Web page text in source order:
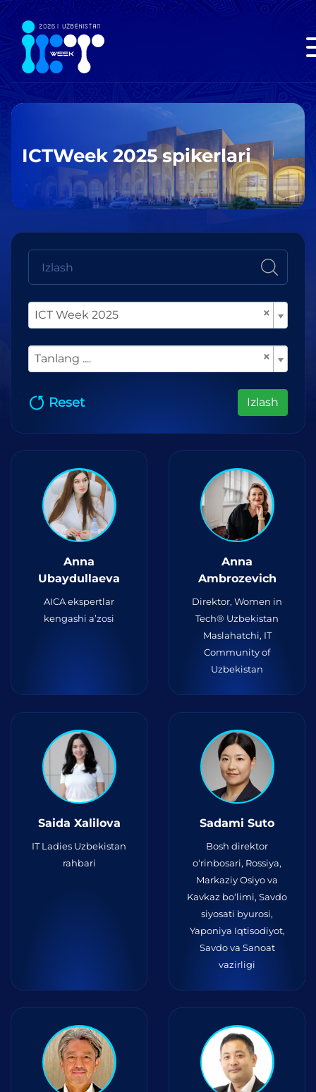
ICTWeek 2025 spikerlari
×
ICT Week 2025
×
Tanlang ....
Reset Izlash
Anna
Ubaydullaeva
AICA ekspertlar
kengashi a’zosi
Anna
Ambrozevich
Direktor, Women in
Tech® Uzbekistan
Maslahatchi, IT
Community of
Uzbekistan
Saida Xalilova
IT Ladies Uzbekistan
rahbari
Sadami Suto
Bosh direktor
o‘rinbosari, Rossiya,
Markaziy Osiyo va
Kavkaz bo‘limi, Savdo
siyosati byurosi,
Yaponiya Iqtisodiyot,
Savdo va Sanoat
vazirligi